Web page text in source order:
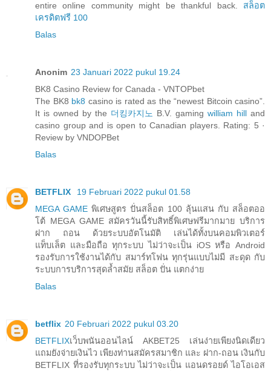
entire online community might be thankful back. สล็อต
เครดิตฟรี 100
Balas
Anonim 23 Januari 2022 pukul 19.24
BK8 Casino Review for Canada - VNTOPbet
The BK8 bk8 casino is rated as the “newest Bitcoin casino”.
It is owned by the 더킹카지노 B.V. gaming william hill and
casino group and is open to Canadian players. Rating: 5 ·
‎Review by VNDOPBet
Balas
BETFLIX
19 Februari 2022 pukul 01.58
MEGA GAMEพิเศษสูตร ปั่นสล็อต 100 ลุ้นแสน กับ สล็อตออ
โต้ MEGA GAME สมัครวันนี้รับสิทธิ์พิเศษฟรีมากมาย บริการ
ฝาก ถอน ด้วยระบบอัตโนมัติ เล่นได้ทั้งบนคอมพิวเตอร์
แท็บเล็ต และมือถือ ทุกระบบ ไม่ว่าจะเป็น iOS หรือ Android
รองรับการใช้งานได้กับ สมาร์ทโฟน ทุกรุ่นแบบไม่มี สะดุด กับ
ระบบการบริการสุดล้ำสมัย สล็อต ปั่น แตกง่าย
Balas
betflix 20 Februari 2022 pukul 03.20
BETFLIXเว็บพนันออนไลน์ AKBET25 เล่นง่ายเพียงนิดเดียว
แถมยังจ่ายเงินไว เพียงท่านสมัครสมาชิก และ ฝาก-ถอน เงินกับ
BETFLIX ที่รองรับทุกระบบ ไม่ว่าจะเป็น แอนดรอยด์ ไอโอเอส